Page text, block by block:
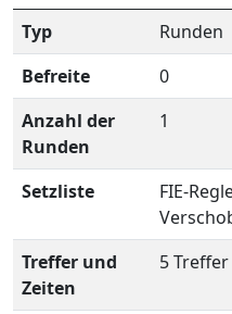
Typ
Runden
Befreite
0
Anzahl der
Runden
1
Setzliste
FIE-
Treffer und
Zeiten
5